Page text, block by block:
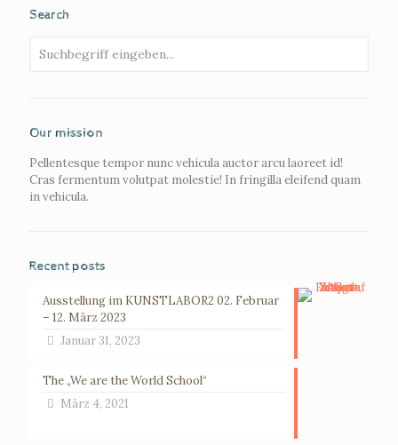
Search
Our mission
Pellentesque tempor nunc vehicula auctor arcu laoreet id!
Cras fermentum volutpat molestie! In fringilla eleifend quam
in vehicula.
Recent posts
Ausstellung im KUNSTLABOR2 02. Februar
– 12. März 2023
Januar 31, 2023
The „We are the World School“
März 4, 2021